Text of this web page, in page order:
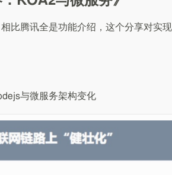
比腾讯全是功能介绍，这个分享对实现
与微服务架构变化